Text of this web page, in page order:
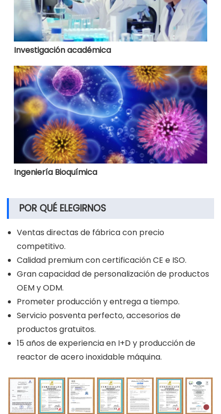
Investigación académica
Ingeniería Bioquímica
POR QUÉ ELEGIRNOS
Ventas directas de fábrica con precio
competitivo.
Calidad premium con certificación CE e ISO.
Gran capacidad de personalización de productos
OEM y ODM.
Prometer producción y entrega a tiempo.
Servicio posventa perfecto, accesorios de
productos gratuitos.
15 años de experiencia en I+D y producción de
reactor de acero inoxidable máquina.